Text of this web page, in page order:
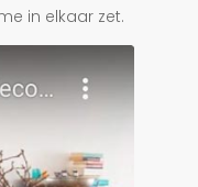
in elkaar zet.